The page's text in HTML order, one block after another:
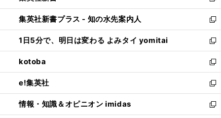
開
く
ン
ド
ウ
で
開
く
ウ
ィ
ン
ド
ウ
で
開
く
し
い
ウ
ィ
ン
ド
ウ
で
開
く
集英社新書プラス - 知の水先案内人
新
し
い
ウ
ィ
ン
ド
ウ
で
開
1日5分で、明日は変わる よみタイ yomitai
新
し
い
ウ
ィ
ン
ド
ウ
kotoba
新
し
い
ウ
ィ
ン
e!集英社
新
し
い
ウ
情報・知識＆オピニオン imidas
新